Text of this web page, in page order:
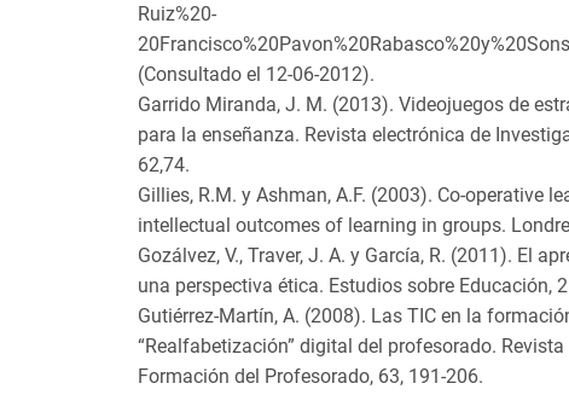
Ruiz%20-
(Consultado el 12-06-2012).
Garrido Miranda, J. M. (2013). Videojuegos de
para la enseñanza. Revista electrónica de
62,74.
Gillies, R.M. y Ashman, A.F. (2003). Co-operative
intellectual outcomes of learning in groups.
Gozálvez, V., Traver, J. A. y García, R. (2011). El
una perspectiva ética. Estudios sobre Educación,
Gutiérrez-Martín, A. (2008). Las TIC en la
“Realfabetización” digital del profesorado.
Formación del Profesorado, 63, 191-206.